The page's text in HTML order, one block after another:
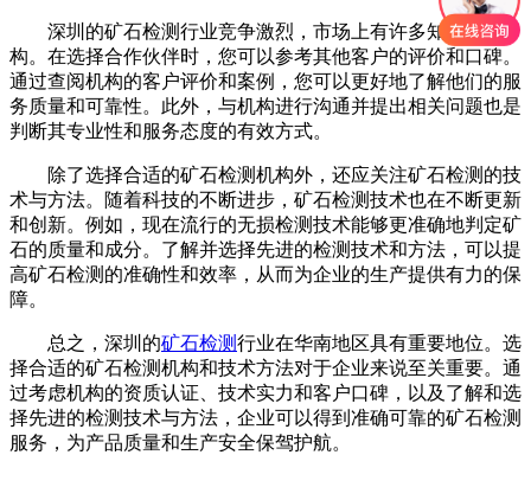
深圳的矿石检测行业竞争激烈，市场上有许多知名的机
构。在选择合作伙伴时，您可以参考其他客户的评价和口碑。
通过查阅机构的客户评价和案例，您可以更好地了解他们的服
务质量和可靠性。此外，与机构进行沟通并提出相关问题也是
判断其专业性和服务态度的有效方式。
除了选择合适的矿石检测机构外，还应关注矿石检测的技
术与方法。随着科技的不断进步，矿石检测技术也在不断更新
和创新。例如，现在流行的无损检测技术能够更准确地判定矿
石的质量和成分。了解并选择先进的检测技术和方法，可以提
高矿石检测的准确性和效率，从而为企业的生产提供有力的保
障。
总之，深圳的矿石检测行业在华南地区具有重要地位。选
择合适的矿石检测机构和技术方法对于企业来说至关重要。通
过考虑机构的资质认证、技术实力和客户口碑，以及了解和选
择先进的检测技术与方法，企业可以得到准确可靠的矿石检测
服务，为产品质量和生产安全保驾护航。